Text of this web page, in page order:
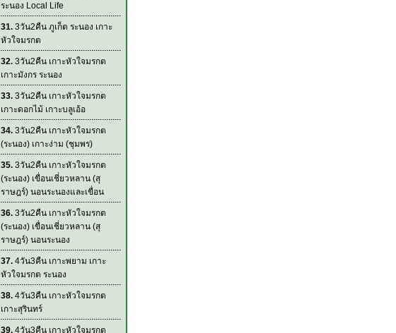
ระนอง Local Life
31. 3วัน2คืน ภูเก็ต ระนอง เกาะ
หัวใจมรกต
32. 3วัน2คืน เกาะหัวใจมรกต
เกาะมังกร ระนอง
33. 3วัน2คืน เกาะหัวใจมรกต
เกาะดอกไม้ เกาะบลูเอ้อ
34. 3วัน2คืน เกาะหัวใจมรกต
(ระนอง) เกาะง่าม (ชุมพร)
35. 3วัน2คืน เกาะหัวใจมรกต
(ระนอง) เขื่อนเชี่ยวหลาน (สุ
ราษฎร์) นอนระนองและเขื่อน
36. 3วัน2คืน เกาะหัวใจมรกต
(ระนอง) เขื่อนเชี่ยวหลาน (สุ
ราษฎร์) นอนระนอง
37. 4วัน3คืน เกาะพยาม เกาะ
หัวใจมรกต ระนอง
38. 4วัน3คืน เกาะหัวใจมรกต
เกาะสุรินทร์
39. 4วัน3คืน เกาะหัวใจมรกต